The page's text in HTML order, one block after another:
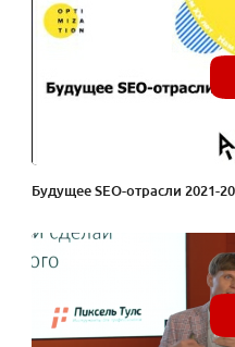
Будущее SEO-отрасли 2021-